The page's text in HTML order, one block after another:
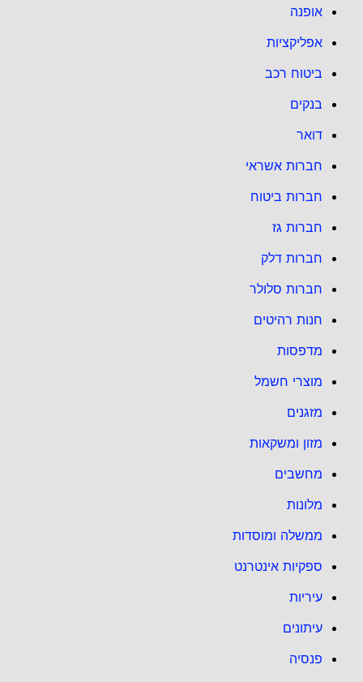
אופנה
אפליקציות
ביטוח רכב
בנקים
דואר
חברות אשראי
חברות ביטוח
חברות גז
חברות דלק
חברות סלולר
חנות רהיטים
מדפסות
מוצרי חשמל
מזגנים
מזון ומשקאות
מחשבים
מלונות
ממשלה ומוסדות
ספקיות אינטרנט
עיריות
עיתונים
פנסיה